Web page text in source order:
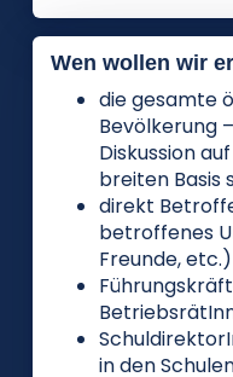
Wen wollen wir
die gesamte
Bevölkerung
Diskussion
breiten Basis
direkt
betroffenes
Freunde, etc.)
in den